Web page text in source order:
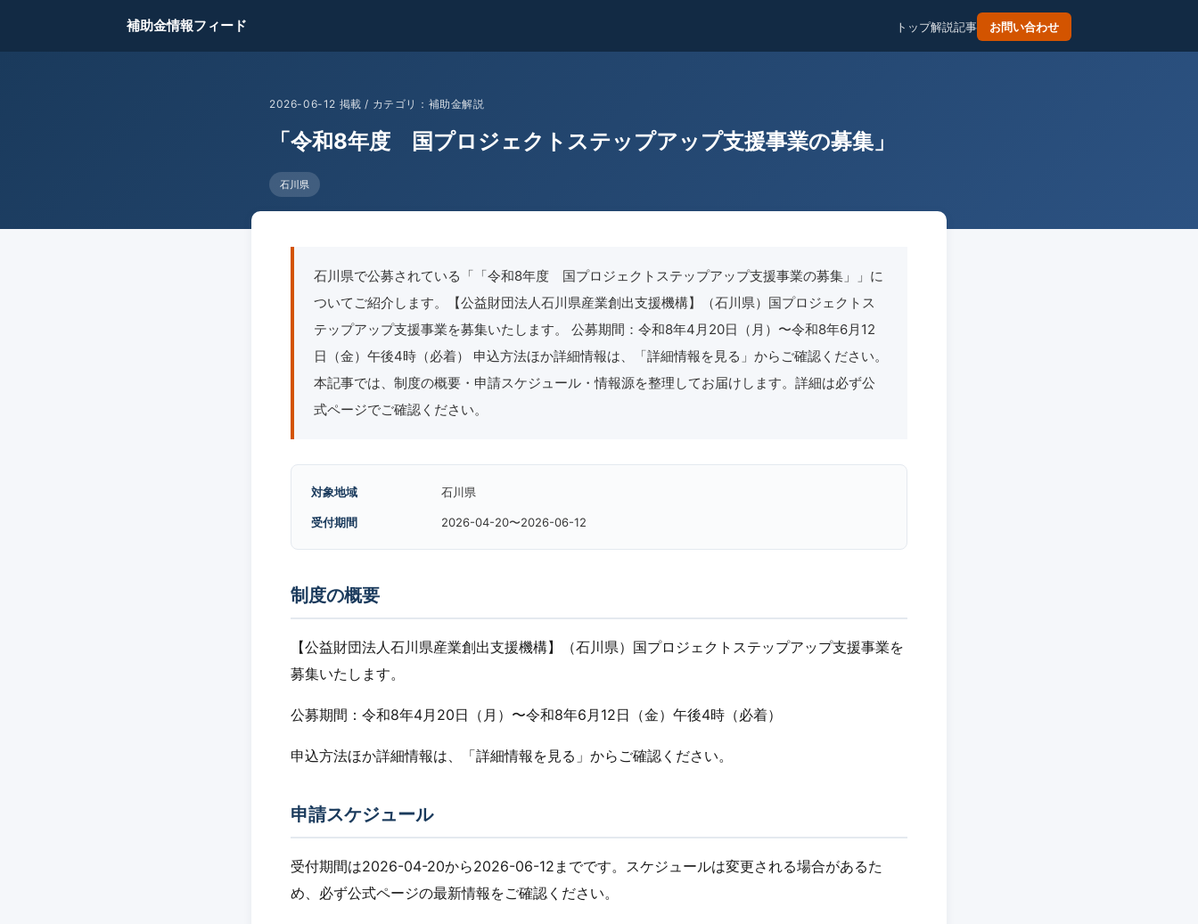
補助金情報フィード トップ解説記事 お問い合わせ
2026-06-12 掲載 / カテゴリ：補助金解説
「令和8年度 国プロジェクトステップアップ支援事業の募集」
石川県
石川県で公募されている「「令和8年度 国プロジェクトステップアップ支援事業の募集」」に
ついてご紹介します。【公益財団法人石川県産業創出支援機構】（石川県）国プロジェクトス
テップアップ支援事業を募集いたします。 公募期間：令和8年4月20日（月）〜令和8年6月12
日（金）午後4時（必着） 申込方法ほか詳細情報は、「詳細情報を見る」からご確認ください。
本記事では、制度の概要・申請スケジュール・情報源を整理してお届けします。詳細は必ず公
式ページでご確認ください。
対象地域 石川県
受付期間 2026-04-20〜2026-06-12
制度の概要
【公益財団法人石川県産業創出支援機構】（石川県）国プロジェクトステップアップ支援事業を
募集いたします。
公募期間：令和8年4月20日（月）〜令和8年6月12日（金）午後4時（必着）
申込方法ほか詳細情報は、「詳細情報を見る」からご確認ください。
申請スケジュール
受付期間は2026-04-20から2026-06-12までです。スケジュールは変更される場合があるた
め、必ず公式ページの最新情報をご確認ください。